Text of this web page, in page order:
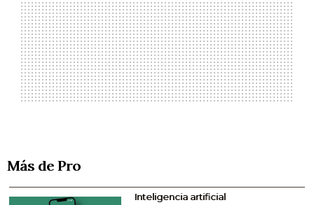
Más de Pro
Inteligencia artificial